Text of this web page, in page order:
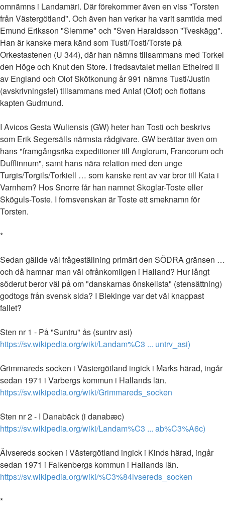
omnämns i Landamäri. Där förekommer även en viss "Torsten
från Västergötland". Och även han verkar ha varit samtida med
Emund Eriksson "Slemme" och "Sven Haraldsson "Tveskägg".
Han är kanske mera känd som Tusti/Tosti/Torste på
Orkestastenen (U 344), där han nämns tillsammans med Torkel
den Höge och Knut den Store. I fredsavtalet mellan Ethelred II
av England och Olof Skötkonung år 991 nämns Tusti/Justin
(avskrivningsfel) tillsammans med Anlaf (Olof) och flottans
kapten Gudmund.
I Avicos Gesta Wuliensis (GW) heter han Tosti och beskrivs
som Erik Segersälls närmsta rådgivare. GW berättar även om
hans "framgångsrika expeditioner till Anglorum, Francorum och
Dufflinnum", samt hans nära relation med den unge
Turgis/Torgils/Torkiell … som kanske rent av var bror till Kata i
Varnhem? Hos Snorre får han namnet Skoglar-Toste eller
Sköguls-Toste. I fornsvenskan är Toste ett smeknamn för
Torsten.
*
Sedan gällde väl frågeställning primärt den SÖDRA gränsen …
och då hamnar man väl ofrånkomligen i Halland? Hur långt
söderut beror väl på om "danskarnas önskelista" (stensättning)
godtogs från svensk sida? I Blekinge var det väl knappast
fallet?
Sten nr 1 - På "Suntru" ås (suntrv asi)
https://sv.wikipedia.org/wiki/Landam%C3 ... untrv_asi)
Grimmareds socken i Västergötland ingick i Marks härad, ingår
sedan 1971 i Varbergs kommun i Hallands län.
https://sv.wikipedia.org/wiki/Grimmareds_socken
Sten nr 2 - I Danabäck (i danabæc)
https://sv.wikipedia.org/wiki/Landam%C3 ... ab%C3%A6c)
Älvsereds socken i Västergötland ingick i Kinds härad, ingår
sedan 1971 i Falkenbergs kommun i Hallands län.
https://sv.wikipedia.org/wiki/%C3%84lvsereds_socken
*